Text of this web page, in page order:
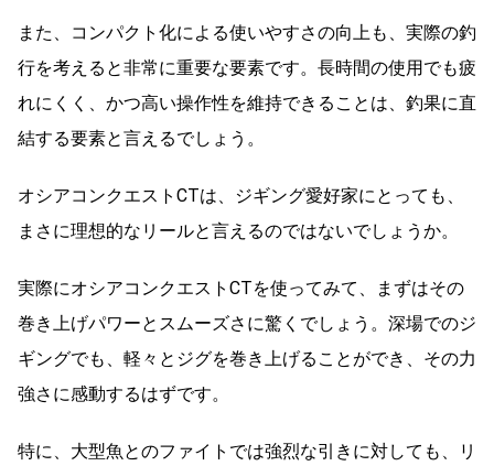
また、コンパクト化による使いやすさの向上も、実際の釣
行を考えると非常に重要な要素です。長時間の使用でも疲
れにくく、かつ高い操作性を維持できることは、釣果に直
結する要素と言えるでしょう。
オシアコンクエストCTは、ジギング愛好家にとっても、
まさに理想的なリールと言えるのではないでしょうか。
実際にオシアコンクエストCTを使ってみて、まずはその
巻き上げパワーとスムーズさに驚くでしょう。深場でのジ
ギングでも、軽々とジグを巻き上げることができ、その力
強さに感動するはずです。
特に、大型魚とのファイトでは強烈な引きに対しても、リ